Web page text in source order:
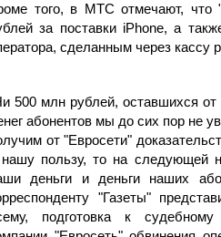
того, в МТС отмечают,
за поставки iPhone, а
сделанным через кассу
500 млн рублей, оставшихся от
абонентов мы до сих пор не
от "Евросети"
пользу, то на следующей
деньги и деньги наших
"Газеты"
подготовка к судебному